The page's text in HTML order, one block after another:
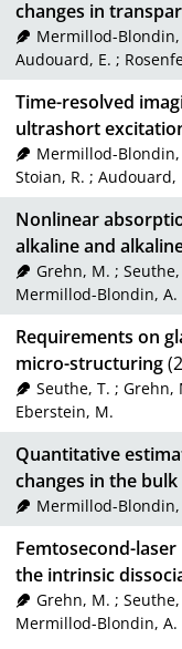
changes in
Mermillod-Blondin,
Audouard, E. ;
Time-resolved
ultrashort
Mermillod-Blondin,
Stoian, R. ; Audouard,
Nonlinear
alkaline and
Grehn, M. ; Seuthe,
Mermillod-Blondin, A.
Requirements on
micro-structuring
Seuthe, T. ; Grehn,
Eberstein, M.
Quantitative
changes in the
Mermillod-Blondin,
Femtosecond-
the intrinsic
Grehn, M. ; Seuthe,
Mermillod-Blondin, A.